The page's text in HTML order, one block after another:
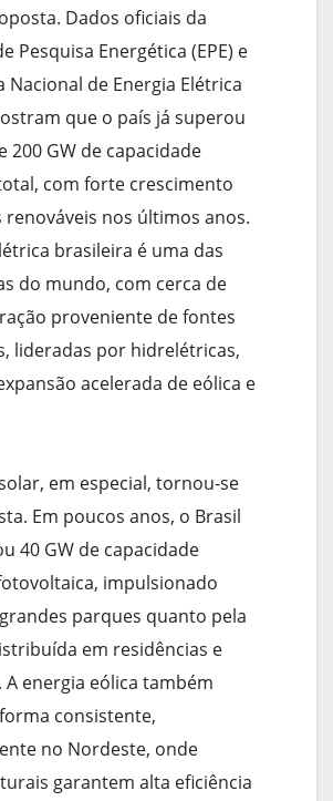
Dados oficiais da
Pesquisa Energética (EPE) e
Nacional de Energia Elétrica
que o país já superou
200 GW de capacidade
com forte crescimento
renováveis nos últimos anos.
brasileira é uma das
do mundo, com cerca de
proveniente de fontes
lideradas por hidrelétricas,
acelerada de eólica e
em especial, tornou-se
Em poucos anos, o Brasil
40 GW de capacidade
impulsionado
parques quanto pela
em residências e
A energia eólica também
consistente,
no Nordeste, onde
garantem alta eficiência